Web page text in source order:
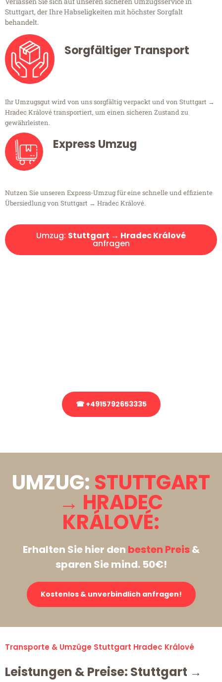
Stuttgart, der Ihre Habseligkeiten mit höchster Sorgfalt
behandelt.
Sorgfältiger Transport
Ihr Umzugsgut wird von uns sorgfältig verpackt und von Stuttgart →
Hradec Králové transportiert, um einen sicheren Zustand zu
gewährleisten.
Express Umzug
Nutzen Sie unseren Express-Umzug für eine schnelle und effiziente
Übersiedlung von Stuttgart → Hradec Králové.
Umzug: Stuttgart → Hradec Králové
anfragen
☎ +4915792653335
UMZUG: STUTTGART
→ HRADEC
KRÁLOVÉ:
Erhalten Sie hier den besten Preis&
sparen Sie mind. 50€!
Kostenlos & unverbindlich anfragen!
Transporte & Umzüge Stuttgart Hradec Králové
Leistungen & Preise: Stuttgart →